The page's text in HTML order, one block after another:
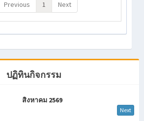
Previous
1 Next
ปฏิทินกิจกรรม
สิงหาคม 2569
Next